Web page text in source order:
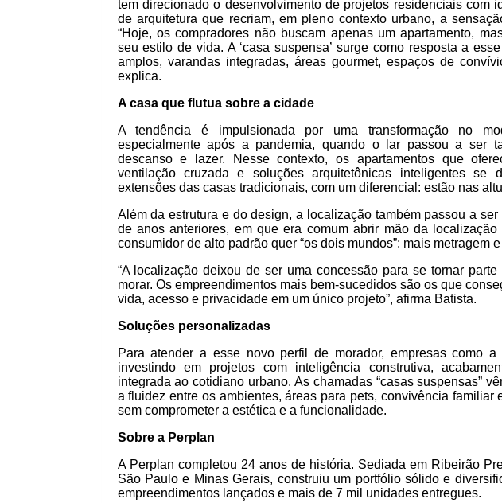
tem direcionado o desenvolvimento de projetos residenciais com
de arquitetura que recriam, em pleno contexto urbano, a
“Hoje, os compradores não buscam apenas um apartamento,
seu estilo de vida. A ‘casa suspensa’ surge como resposta a
amplos, varandas integradas, áreas gourmet, espaços de
explica.
A casa que flutua sobre a cidade
A tendência é impulsionada por uma transformação no
especialmente após a pandemia, quando o lar passou a ser
descanso e lazer. Nesse contexto, os apartamentos que
ventilação cruzada e soluções arquitetônicas inteligentes se
extensões das casas tradicionais, com um diferencial: estão nas
Além da estrutura e do design, a localização também passou a
de anos anteriores, em que era comum abrir mão da
consumidor de alto padrão quer “os dois mundos”: mais metragem
“A localização deixou de ser uma concessão para se tornar
morar. Os empreendimentos mais bem-sucedidos são os que
vida, acesso e privacidade em um único projeto”, afirma Batista.
Soluções personalizadas
Para atender a esse novo perfil de morador, empresas como a
investindo em projetos com inteligência construtiva,
integrada ao cotidiano urbano. As chamadas “casas suspensas”
a fluidez entre os ambientes, áreas para pets, convivência familiar
sem comprometer a estética e a funcionalidade.
Sobre a Perplan
A Perplan completou 24 anos de história. Sediada em Ribeirão
São Paulo e Minas Gerais, construiu um portfólio sólido e
empreendimentos lançados e mais de 7 mil unidades entregues.